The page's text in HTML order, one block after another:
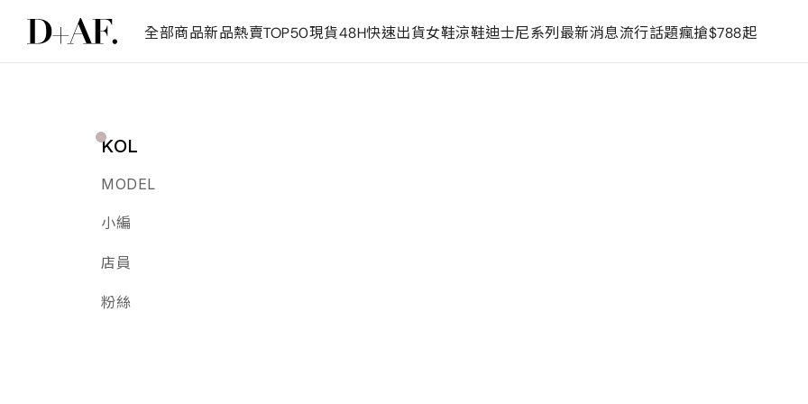
全部商品新品熱賣TOP50現貨48H快速出貨女鞋涼鞋迪士尼系列最新消息流行話題瘋搶$788起
KOL
MODEL
小編
店員
粉絲